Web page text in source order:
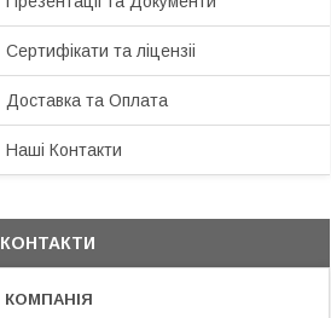
Сертифікати та ліцензіі
Доставка та Оплата
Наші Контакти
КОНТАКТИ